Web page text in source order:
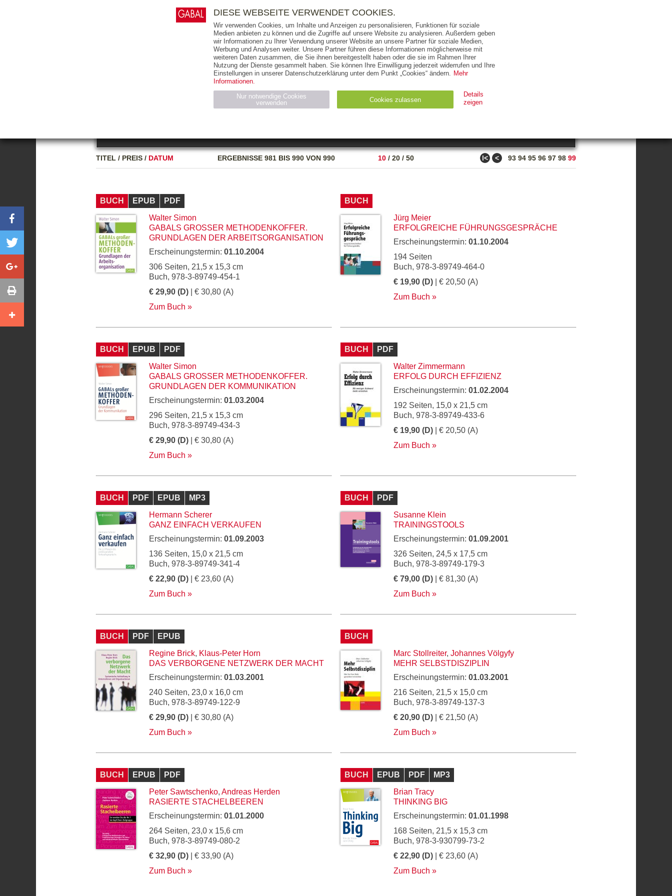
AUSGABEART AUS DER REIHE ZUM THEMA
TITEL / PREIS / DATUM ERGEBNISSE981 BIS 990 VON 990 10 / 20 / 50 ǀ< < 93 94 95 96 97 98 99
BUCH EPUB
PDF
Walter Simon
GABALS GROSSER METHODENKOFFER. G
RUNDLAGEN DER ARBEITSORGANISATION
Erscheinungstermin: 01.10.2004
306 Seiten, 21,5 x 15,3 cm
Buch, 978-3-89749-454-1
€ 29,90 (D) | € 30,80 (A)
Zum Buch
BUCH
Jürg Meier
ERFOLGREICHE FÜHRUNGSGESPRÄCHE
Erscheinungstermin: 01.10.2004
194 Seiten
Buch, 978-3-89749-464-0
€ 19,90 (D) | € 20,50 (A)
Zum Buch
BUCH EPUB
PDF
Walter Simon
GABALS GROSSER METHODENKOFFER. G
RUNDLAGEN DER KOMMUNIKATION
Erscheinungstermin: 01.03.2004
296 Seiten, 21,5 x 15,3 cm
Buch, 978-3-89749-434-3
€ 29,90 (D) | € 30,80 (A)
Zum Buch
BUCH
PDF
Walter Zimmermann
ERFOLG DURCH EFFIZIENZ
Erscheinungstermin: 01.02.2004
192 Seiten, 15,0 x 21,5 cm
Buch, 978-3-89749-433-6
€ 19,90 (D) | € 20,50 (A)
Zum Buch
BUCH PDF EPUB
MP3
Hermann Scherer
GANZ EINFACH VERKAUFEN
Erscheinungstermin: 01.09.2003
136 Seiten, 15,0 x 21,5 cm
Buch, 978-3-89749-341-4
€ 22,90 (D) | € 23,60 (A)
Zum Buch
BUCH
PDF
Susanne Klein
TRAININGSTOOLS
Erscheinungstermin: 01.09.2001
326 Seiten, 24,5 x 17,5 cm
Buch, 978-3-89749-179-3
€ 79,00 (D) | € 81,30 (A)
Zum Buch
BUCH PDF
EPUB
Regine Brick, Klaus-Peter Horn
DAS VERBORGENE NETZWERK DER MACHT
Erscheinungstermin: 01.03.2001
240 Seiten, 23,0 x 16,0 cm
Buch, 978-3-89749-122-9
€ 29,90 (D) | € 30,80 (A)
Zum Buch
BUCH
Marc Stollreiter, Johannes Völgyfy
MEHR SELBSTDISZIPLIN
Erscheinungstermin: 01.03.2001
216 Seiten, 21,5 x 15,0 cm
Buch, 978-3-89749-137-3
€ 20,90 (D) | € 21,50 (A)
Zum Buch
BUCH EPUB
PDF
Peter Sawtschenko, Andreas Herden
RASIERTE STACHELBEEREN
Erscheinungstermin: 01.01.2000
264 Seiten, 23,0 x 15,6 cm
Buch, 978-3-89749-080-2
€ 32,90 (D) | € 33,90 (A)
Zum Buch
BUCH EPUB PDF
MP3
Brian Tracy
THINKING BIG
Erscheinungstermin: 01.01.1998
168 Seiten, 21,5 x 15,3 cm
Buch, 978-3-930799-73-2
€ 22,90 (D) | € 23,60 (A)
Zum Buch
E-BOOKS AUDIO-CDS MP3 NON-BOOKS
THEMEN AUTOREN VERLAG
RIGHTS PRESSE HANDEL FÜR UNTERNEHMEN
DIESE WEBSEITE VERWENDET COOKIES.
Wir verwenden Cookies, um Inhalte und Anzeigen zu personalisieren, Funktionen für soziale
Medien anbieten zu können und die Zugriffe auf unsere Website zu analysieren. Außerdem geben
wir Informationen zu Ihrer Verwendung unserer Website an unsere Partner für soziale Medien,
Werbung und Analysen weiter. Unsere Partner führen diese Informationen möglicherweise mit
weiteren Daten zusammen, die Sie ihnen bereitgestellt haben oder die sie im Rahmen Ihrer
Nutzung der Dienste gesammelt haben. Sie können Ihre Einwilligung jederzeit widerrufen und Ihre
Einstellungen in unserer Datenschutzerklärung unter dem Punkt „Cookies“ ändern. Mehr
Informationen.
Nur notwendige Cookies
verwenden
Cookies zulassen
Details
zeigen
Name Anbieter Zweck Ablauf
Typ
CMS_SESSION_ID
gabal-
Wird für die Speicherung der Benutzer-Session verwendet HTTP